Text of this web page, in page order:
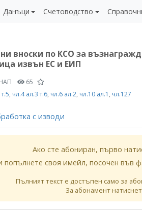
Данъци Счетоводство
вноски по КСО за
извън ЕС и ЕИП
65
, чл.4 ал.3 т.6, чл.6 ал.2, чл.10 ал.1 , чл.127
с изводи
Ако сте абониран, първо
попълнете своя имейл, посочен във
Пълният текст е достъпен само за
За абонамент